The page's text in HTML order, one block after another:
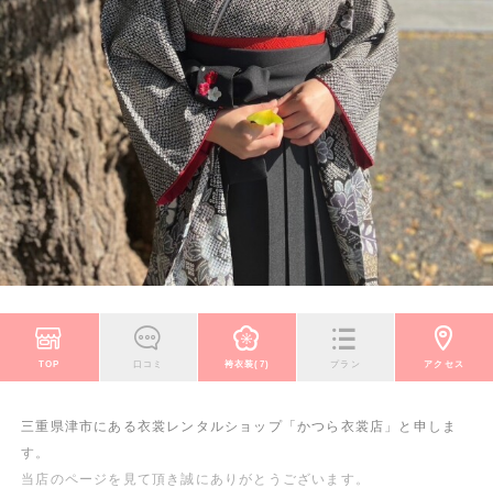
TOP 口コミ 袴衣装(7) プラン アクセス
三重県津市にある衣裳レンタルショップ「かつら衣裳店」と申しま
す。
当店のページを見て頂き誠にありがとうございます。